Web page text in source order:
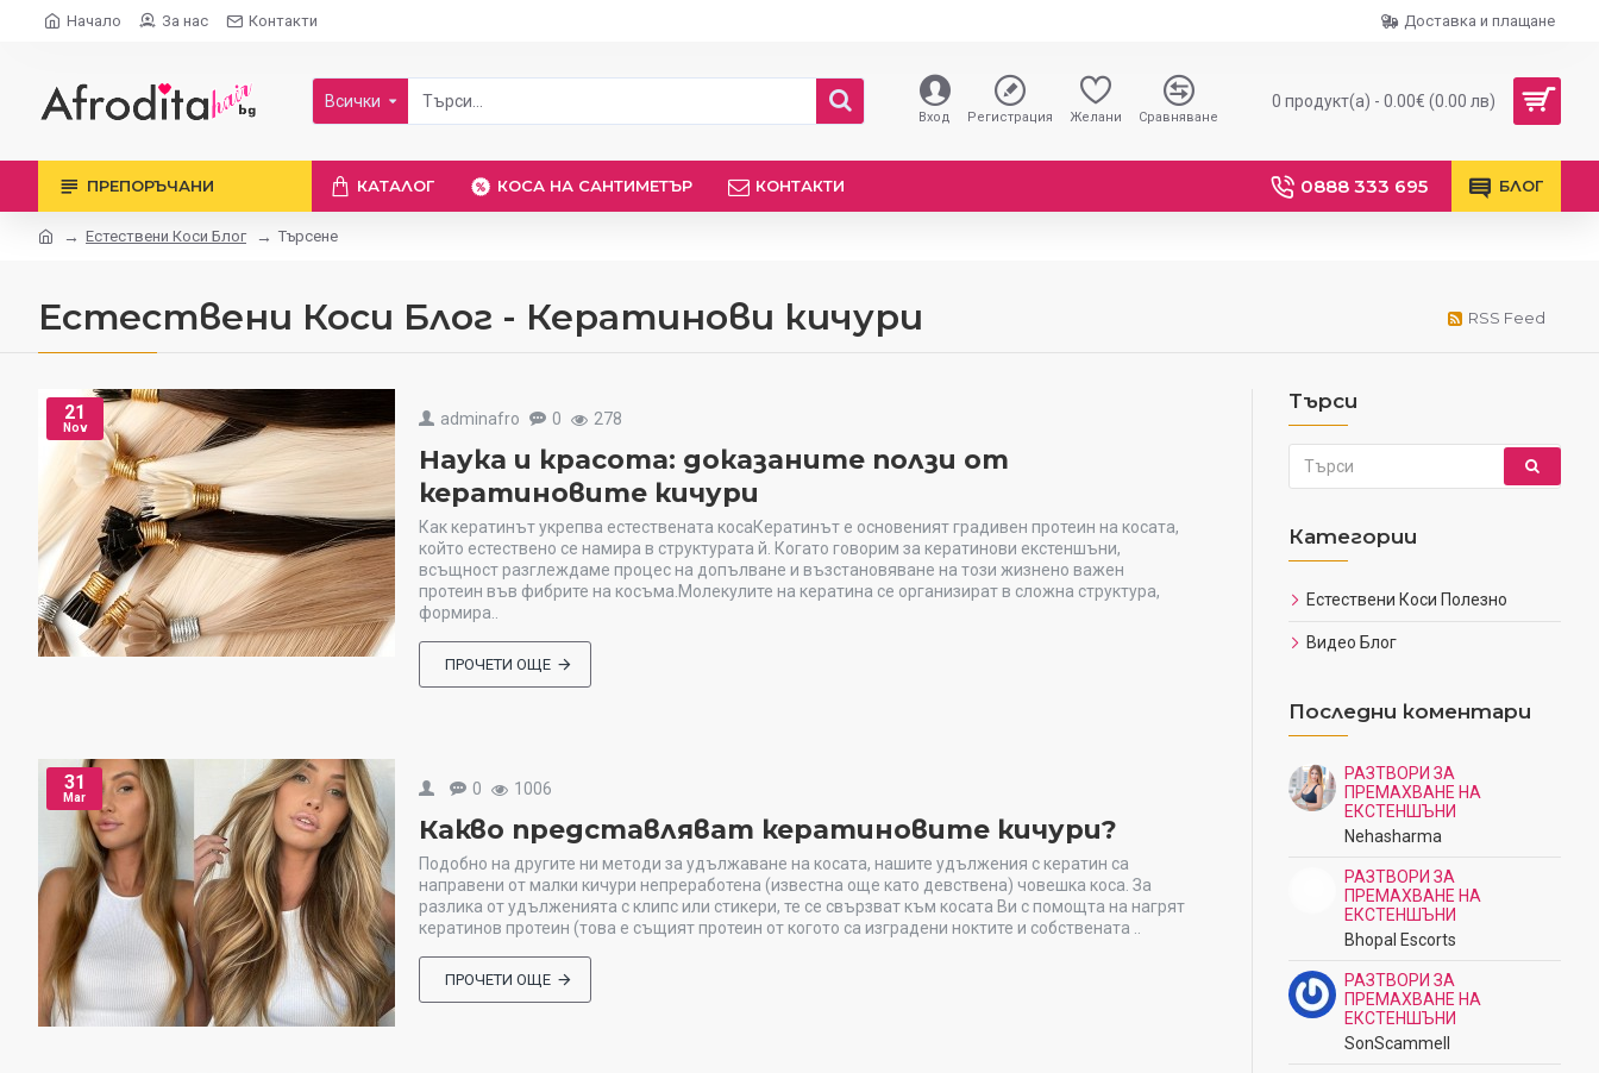
Начало За нас Контакти Доставка и плащане
Всички
Вход Регистрация Желани Сравняване
0 продукт(а) - 0.00€ (0.00 лв)
ПРЕПОРЪЧАНИ КАТАЛОГ КОСА НА САНТИМЕТЪР КОНТАКТИ 0888 333 695 БЛОГ
Естествени Коси Блог Търсене
Естествени Коси Блог - Кератинови кичури RSS Feed
21
Nov adminafro 0 278
Наука и красота: доказаните ползи от
кератиновите кичури
Как кератинът укрепва естествената косаКератинът е основеният градивен протеин на косата,
който естествено се намира в структурата й. Когато говорим за кератинови екстеншъни,
всъщност разглеждаме процес на допълване и възстановяване на този жизнено важен
протеин във фибрите на косъма.Молекулите на кератина се организират в сложна структура,
формира..
ПРОЧЕТИ ОЩЕ
31
Mar 0 1006
Какво представляват кератиновите кичури?
Подобно на другите ни методи за удължаване на косата, нашите удължения с кератин са
направени от малки кичури непреработена (известна още като девствена) човешка коса. За
разлика от удълженията с клипс или стикери, те се свързват към косата Ви с помощта на нагрят
кератинов протеин (това е същият протеин от когото са изградени ноктите и собствената ..
ПРОЧЕТИ ОЩЕ
Търси
Категории
Естествени Коси Полезно
Видео Блог
Последни коментари
РАЗТВОРИ ЗА
ПРЕМАХВАНЕ НА
ЕКСТЕНШЪНИ
Nehasharma
РАЗТВОРИ ЗА
ПРЕМАХВАНЕ НА
ЕКСТЕНШЪНИ
Bhopal Escorts
РАЗТВОРИ ЗА
ПРЕМАХВАНЕ НА
ЕКСТЕНШЪНИ
SonScammell